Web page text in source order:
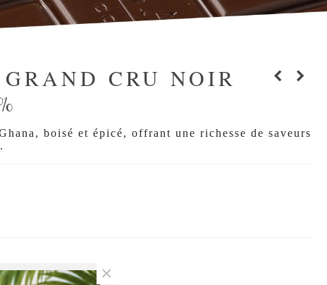
CRU NOIR
boisé et épicé, offrant une richesse de saveurs
×